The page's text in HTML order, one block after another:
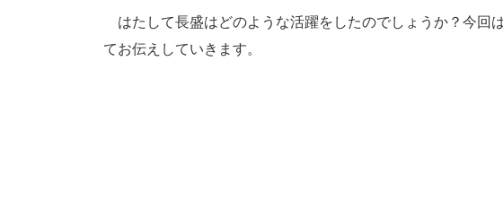
はたして長盛はどのような活躍をしたのでしょうか？今回
てお伝えしていきます。